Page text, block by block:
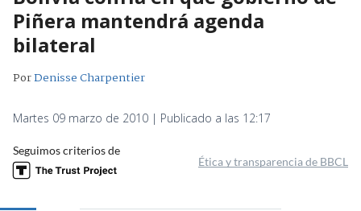
Piñera mantendrá agenda
bilateral
PorDenisse Charpentier
Martes 09 marzo de 2010 | Publicado a las 12:17
Seguimos criterios de
Ética y transparencia de BBCL